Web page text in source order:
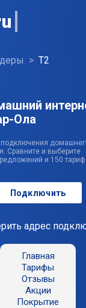
T2
Ола
Сравните и выберите
и 150
Подключить
адрес
Главная
Тарифы
Отзывы
Акции
Покрытие